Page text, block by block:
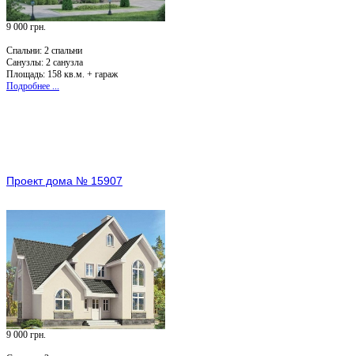
9 000 грн.
Спальни: 2 спальни
Санузлы: 2 санузла
Площадь: 158 кв.м. + гараж
Подробнее ...
Проект дома № 15907
9 000 грн.